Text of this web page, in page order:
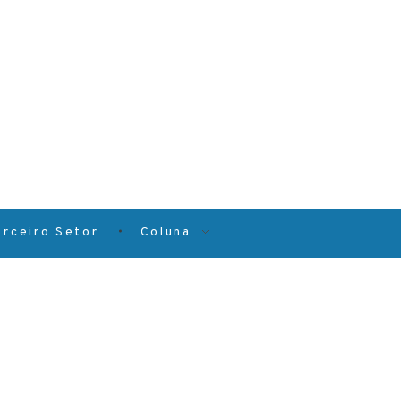
Setor Coluna